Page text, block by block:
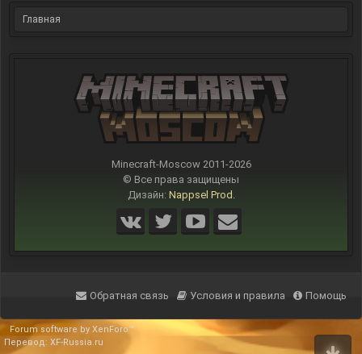
Главная
Minecraft-Moscow 2011-2026
© Все права защищены
Дизайн: Nappsel Prod.
Обратная связь Условия и правила Помощь
Forum software by XenForo™
Перевод: XF-Russia.ru